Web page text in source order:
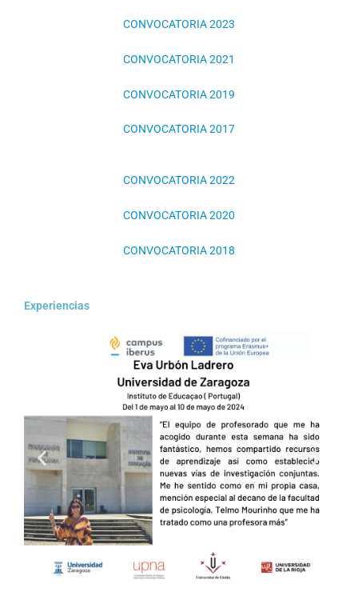
CONVOCATORIA 2023
CONVOCATORIA 2021
CONVOCATORIA 2019
CONVOCATORIA 2017
CONVOCATORIA 2022
CONVOCATORIA 2020
CONVOCATORIA 2018
Experiencias